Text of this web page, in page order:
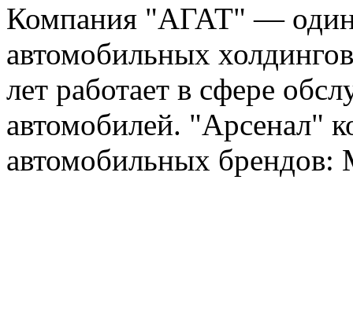
Компания "АГАТ" —
автомобильных
лет работает в сфере
автомобилей. "Арсенал"
автомобильных